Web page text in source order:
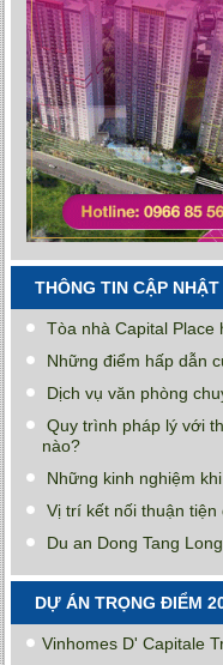
THÔNG TIN CẬP NHẬT
Tòa nhà Capital
Những điểm hấp dẫn
Dịch vụ văn phòng
Quy trình pháp lý với
nào?
Những kinh nghiệm
Vị trí kết nối thuận tiện
Du an Dong Tang
DỰ ÁN TRỌNG ĐIỂM
Vinhomes D' Capitale